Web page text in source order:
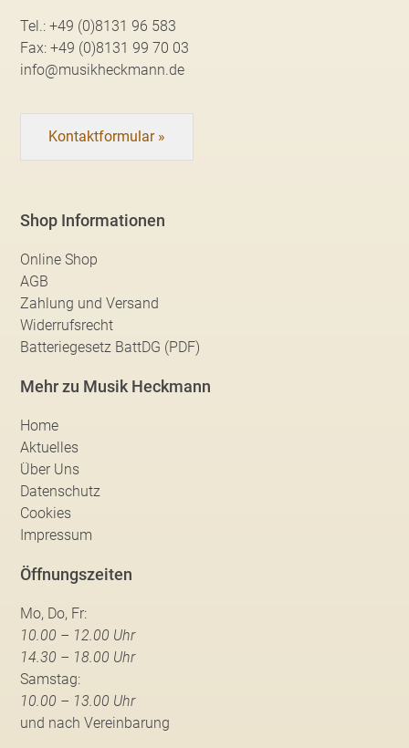
Tel.:+49 (0)8131 96 583
Fax:+49 (0)8131 99 70 03
info@musikheckmann.de
Kontaktformular »
Shop Informationen
Online Shop
AGB
Zahlung und Versand
Widerrufsrecht
Batteriegesetz BattDG (PDF)
Mehr zu Musik Heckmann
Home
Aktuelles
Über Uns
Datenschutz
Cookies
Impressum
Öffnungszeiten
Mo, Do, Fr:
10.00 – 12.00 Uhr
14.30 – 18.00 Uhr
Samstag:
10.00 – 13.00 Uhr
und nach Vereinbarung